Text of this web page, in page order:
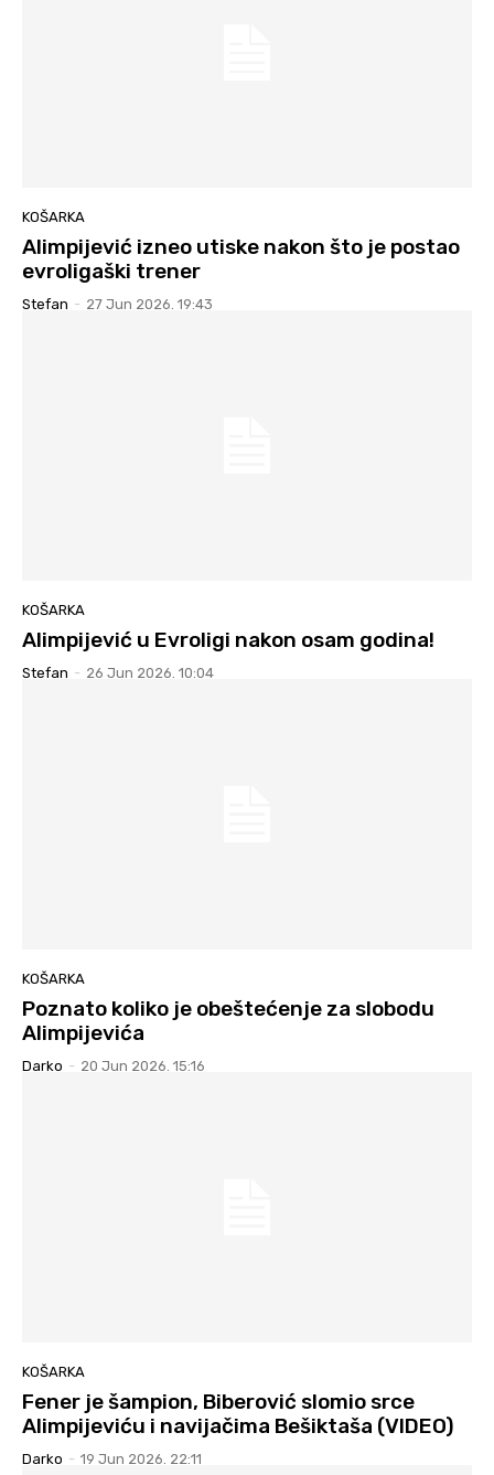
KOŠARKA
Alimpijević izneo utiske nakon što je postao
evroligaški trener
Stefan - 27 Jun 2026. 19:43
KOŠARKA
Alimpijević u Evroligi nakon osam godina!
Stefan - 26 Jun 2026. 10:04
KOŠARKA
Poznato koliko je obeštećenje za slobodu
Alimpijevića
Darko - 20 Jun 2026. 15:16
KOŠARKA
Fener je šampion, Biberović slomio srce
Alimpijeviću i navijačima Bešiktaša (VIDEO)
Darko - 19 Jun 2026. 22:11